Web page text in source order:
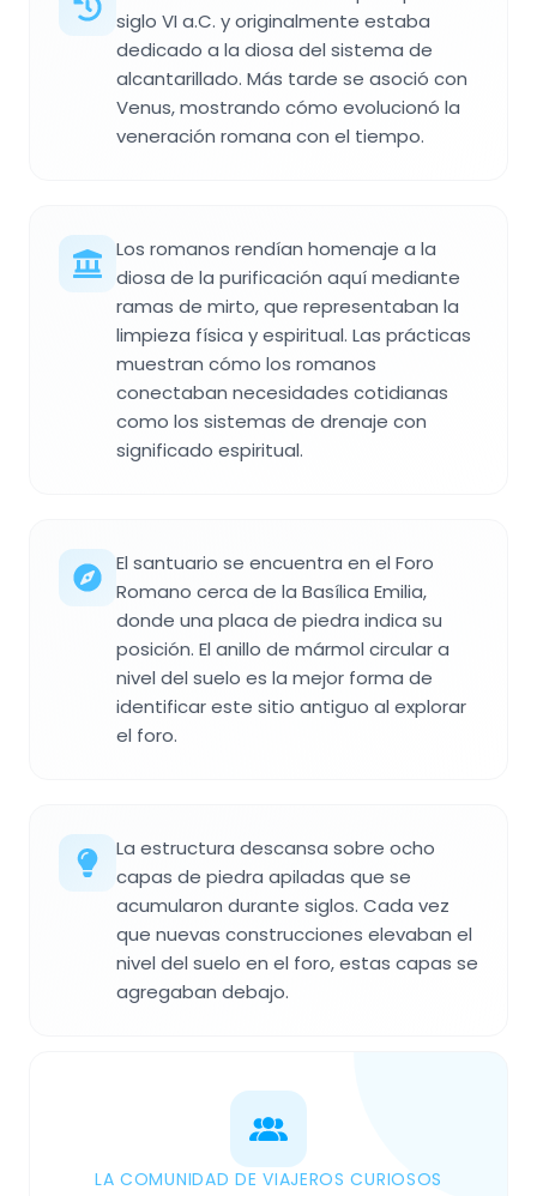
siglo VI a.C. y originalmente estaba
dedicado a la diosa del sistema de
alcantarillado. Más tarde se asoció con
Venus, mostrando cómo evolucionó la
veneración romana con el tiempo.
Los romanos rendían homenaje a la
diosa de la purificación aquí mediante
ramas de mirto, que representaban la
limpieza física y espiritual. Las prácticas
muestran cómo los romanos
conectaban necesidades cotidianas
como los sistemas de drenaje con
significado espiritual.
El santuario se encuentra en el Foro
Romano cerca de la Basílica Emilia,
donde una placa de piedra indica su
posición. El anillo de mármol circular a
nivel del suelo es la mejor forma de
identificar este sitio antiguo al explorar
el foro.
La estructura descansa sobre ocho
capas de piedra apiladas que se
acumularon durante siglos. Cada vez
que nuevas construcciones elevaban el
nivel del suelo en el foro, estas capas se
agregaban debajo.
LA COMUNIDAD DE VIAJEROS CURIOSOS